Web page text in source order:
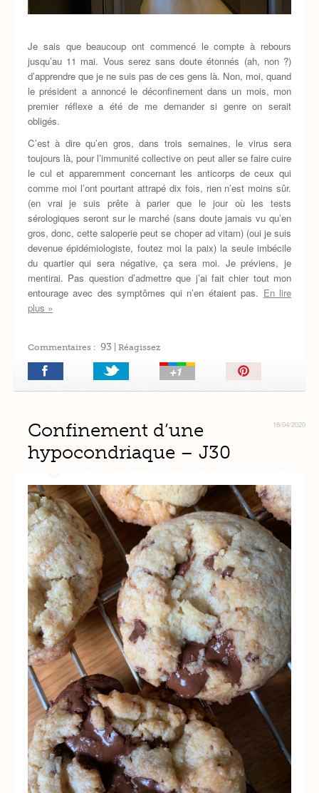
Je sais que beaucoup ont commencé le compte à rebours
jusqu’au 11 mai. Vous serez sans doute étonnés (ah, non ?)
d’apprendre que je ne suis pas de ces gens là. Non, moi, quand
le président a annoncé le déconfinement dans un mois, mon
premier réflexe a été de me demander si genre on serait
obligés.
C’est à dire qu’en gros, dans trois semaines, le virus sera
toujours là, pour l’immunité collective on peut aller se faire cuire
le cul et apparemment concernant les anticorps de ceux qui
comme moi l’ont pourtant attrapé dix fois, rien n’est moins sûr.
(en vrai je suis prête à parier que le jour où les tests
sérologiques seront sur le marché (sans doute jamais vu qu’en
gros, donc, cette saloperie peut se choper ad vitam) (oui je suis
devenue épidémiologiste, foutez moi la paix) la seule imbécile
du quartier qui sera négative, ça sera moi. Je préviens, je
mentirai. Pas question d’admettre que j’ai fait chier tout mon
entourage avec des symptômes qui n’en étaient pas. En lire
plus »
Commentaires : 93 | Réagissez
Épingler!
16/04/2020
Confinement d’une
hypocondriaque – J30